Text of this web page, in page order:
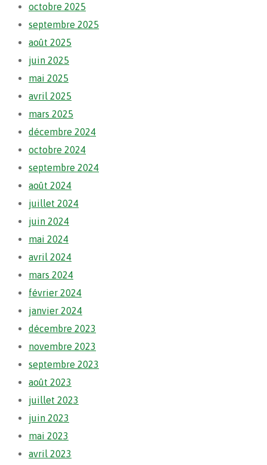
octobre 2025
septembre 2025
août 2025
juin 2025
mai 2025
avril 2025
mars 2025
décembre 2024
octobre 2024
septembre 2024
août 2024
juillet 2024
juin 2024
mai 2024
avril 2024
mars 2024
février 2024
janvier 2024
décembre 2023
novembre 2023
septembre 2023
août 2023
juillet 2023
juin 2023
mai 2023
avril 2023